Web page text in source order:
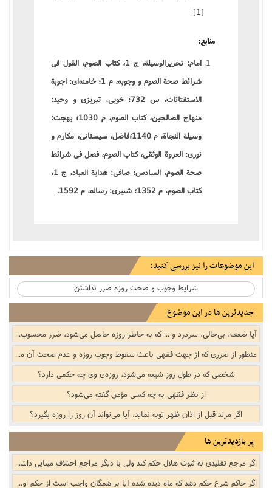
[1]
منابع:
امام: تحریرالوسیلة، ج 1، کتاب الصوم، القول فی
شرائط صحة الصوم و وجوبه، م 1؛ خامنه‌ای: اجوبة
الاستفتائات، س 732؛
خویی، تبریزی و وحید:
منهاج الصالحین، کتاب الصوم، م 1030؛
بهجت:
وسیلة النجاة، م 1140؛
فاضل، سیستانی، مکارم و
نوری: العروة الوثقی، کتاب الصوم، فصل فی شرائط
صحة الصوم، السادس؛
صافی: هدایة العباد، ج 1،
کتاب الصوم، م 1352؛
شبیری: رساله، م 1592.
این موضوعات را نیز بررسی کنید:
شرایط وجوب و صحت روزه ضرر نداشتن
جدیدترین ها در این موضوع
آیا ضعف، بی‌حالی، سردرد و ... که به خاطر روزه حاصل می‌شود، ضرر محسوب می‌شود؟
منظور از ضرری که از جهت فقهی باعث سقوط وجوب روزه و عدم صحت آن می‌شود، چیست؟
شخصی که در طول روز شیعه می‌شود، روزه‌ی وی چه حکمی دارد؟
از نظر فقهی به چه کسی مؤمن گفته می‌شود؟
اگر مرتد قبل از اذان ظهر توبه نماید، آیا می‌تواند آن روز را روزه بگیرد؟
پر بازدیدترین ها
اگر مرجع تقلیدی به ثبوت هلال حکم کند ولی با دیگر مراجع اختلاف مبنایی داشته باشد (مثلاً در اتحاد و اختلاف افق، رؤیت هلال با چشم مسلّح و ...) وظیفه اشخاصی که مقلّد ایشان نیستند، چیست؟
اگر حاکم شرع حکم دهد که ماه دیده شده آیا بر همگان واجب است از حکم او اطاعت کنند یا فقط بر مقلّدینش واجب است؟